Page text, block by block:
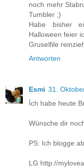
noch mehr
Tumbler ;)
Habe bisher
Halloween feier
Gruselfile
Antworten
Esmi 31.
Ìch habe heute
Wünsche dir
PS: Ich blogge
LG http://